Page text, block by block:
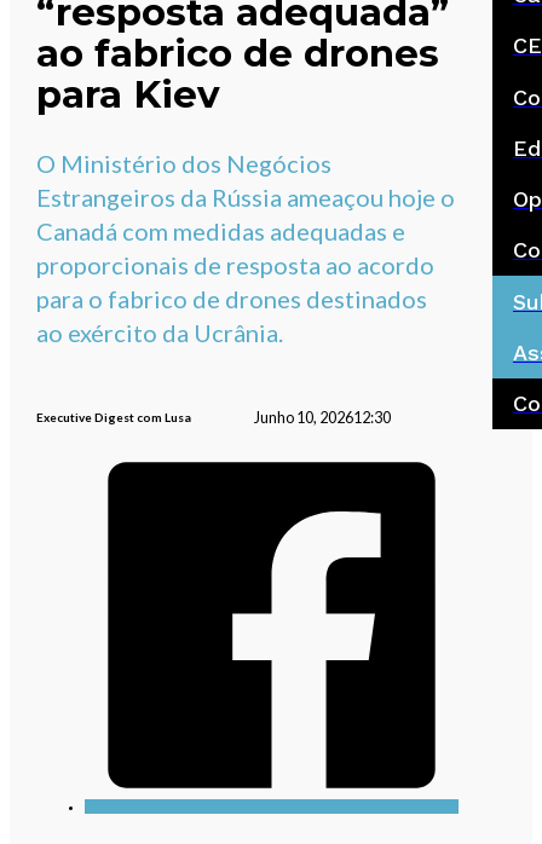
“resposta adequada”
ao fabrico de drones
para Kiev
O Ministério dos Negócios
Estrangeiros da Rússia ameaçou hoje o
Canadá com medidas adequadas e
proporcionais de resposta ao acordo
para o fabrico de drones destinados
ao exército da Ucrânia.
Executive Digest com Lusa Junho 10, 202612:30